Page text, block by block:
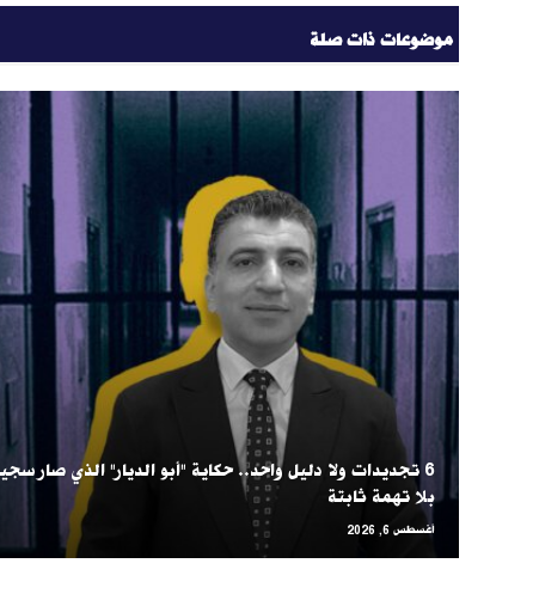
موضوعات ذات صلة
6 تجديدات ولا دليل واحد.. حكاية "أبو الديار" الذي صار
بلا تهمة ثابتة
أغسطس 6, 2026